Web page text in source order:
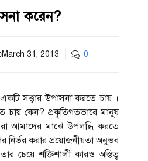
করেন?
March 31, 2013 0
সত্ত্বার উপাসনা করতে চায় ।
চায় কেন? প্রকৃতিগতভাবে মানুষ
আমাদের মাঝে উপলব্ধি করতে
নির্ভর করার প্রয়োজনীয়তা অনুভব
চেয়ে শক্তিশালী কারও অস্তিত্ব